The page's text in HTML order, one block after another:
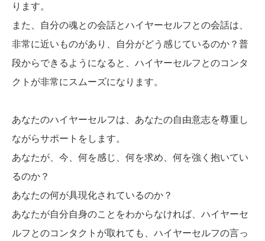
ります。
また、自分の魂との会話とハイヤーセルフとの会話は、
非常に近いものがあり、自分がどう感じているのか？普
段からできるようになると、ハイヤーセルフとのコンタ
クトが非常にスムーズになります。
あなたのハイヤーセルフは、あなたの自由意志を尊重し
ながらサポートをします。
あなたが、今、何を感じ、何を求め、何を強く抱いてい
るのか？
あなたの何が具現化されているのか？
あなたが自分自身のことをわからなければ、ハイヤーセ
ルフとのコンタクトが取れても、ハイヤーセルフの言っ